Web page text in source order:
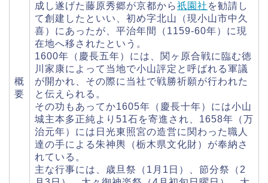
概
要
成し遂げた藤原秀郷が京都から祇園社 を勧請し
て創建したといい、初め字北山（現小山市中久
喜）にあったが、平治年間（1159-60年）に現
在地へ移されたという。
1600年（慶長五年）には、関ヶ原合戦に臨む徳
川家康によって当地で小山評定と呼ばれる軍議
が開かれ、その際に当社で戦勝祈願が行われた
と伝えられる。
その功もあってか1605年（慶長十年）には小山
城主本多正純より51石を寄進され、1658年（万
治元年）には日光東照宮の造営に関わった職人
達の手による朱神輿（栃木県文化財）が奉納さ
れている。
主な行事には、歳旦祭（1月1日）、節分祭（2